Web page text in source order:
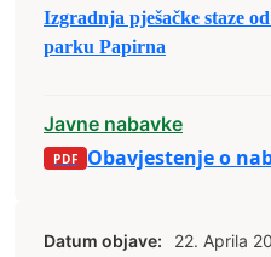
Izgradnja pješačke staze
parku Papirna
Javne nabavke
Obavjestenje o
Datum objave:
22. Aprila